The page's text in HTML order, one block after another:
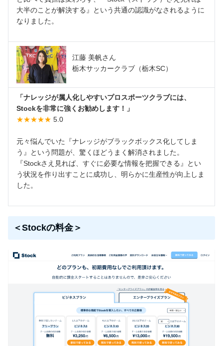
大半のことが解決する』という共通の認識がなされるように
なりました。
江藤 美帆さん
栃木サッカークラブ（栃木SC）
「ナレッジが属人化しやすいプロスポーツクラブには、
Stockを非常に強くお勧めします！」
★★★★★ 5.0
元々悩んでいた『ナレッジがブラックボックス化してしま
う』という問題が、驚くほどうまく解消されました。
『Stockさえ見れば、すぐに必要な情報を把握できる』とい
う状況を作り出すことに成功し、明らかに生産性が向上しま
した。
＜Stockの料金＞